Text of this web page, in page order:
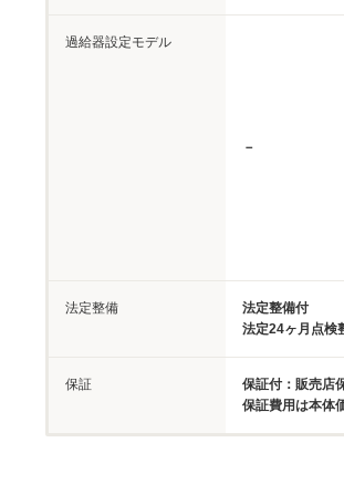
過給器設定モデル
－
法定整備
法定整備付
法定24ヶ月点検
保証
保証付：販売
保証費用は本体